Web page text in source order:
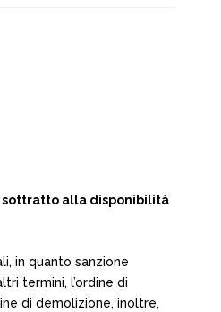
sottratto alla disponibilità
in quanto sanzione
termini, l’ordine di
di demolizione, inoltre,